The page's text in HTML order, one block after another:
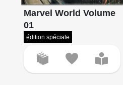
Marvel World Volume
01
édition spéciale